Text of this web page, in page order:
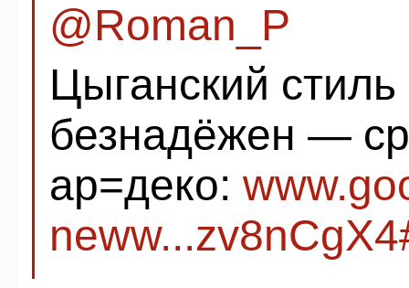
@Roman_P
Цыганский
безнадёжен —
ар=деко: